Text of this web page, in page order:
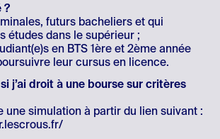
?
futurs bacheliers et qui
études dans le supérieur ;
en BTS 1ère et 2ème année
leur cursus en licence.
j’ai droit à une bourse sur critères
une simulation à partir du lien suivant :